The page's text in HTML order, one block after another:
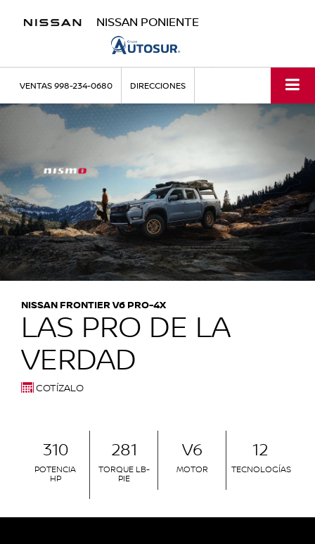
NISSAN PONIENTE
VENTAS998-234-0680 DIRECCIONES
NISSAN FRONTIER V6 PRO-4X
LAS PRO DE LA
VERDAD
COTÍZALO
310
POTENCIA
HP
281
TORQUE LB-
PIE
V6
MOTOR
12
TECNOLOGÍAS